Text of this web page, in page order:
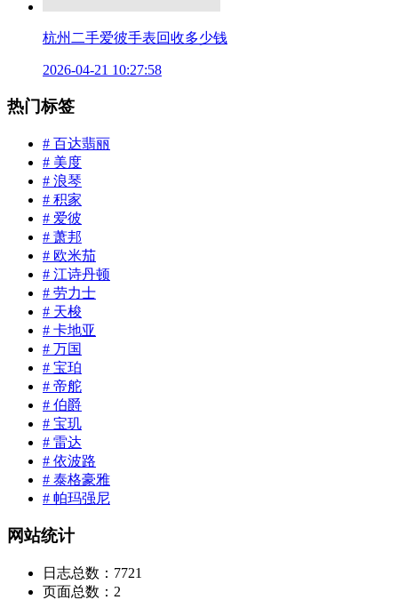
杭州二手爱彼手表回收多少钱
2026-04-21 10:27:58
热门标签
# 百达翡丽
# 美度
# 浪琴
# 积家
# 爱彼
# 萧邦
# 欧米茄
# 江诗丹顿
# 劳力士
# 天梭
# 卡地亚
# 万国
# 宝珀
# 帝舵
# 伯爵
# 宝玑
# 雷达
# 依波路
# 泰格豪雅
# 帕玛强尼
网站统计
日志总数： 7721
页面总数： 2